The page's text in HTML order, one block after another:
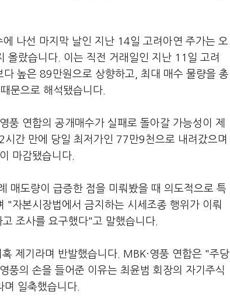
나선 마지막 날인 지난 14일 고려아연 주가는 오
랐습니다. 이는 직전 거래일인 지난 11일 고려
높은 89만원으로 상향하고, 최대 매수 물량을 총
문으로 해석됐습니다.
풍 연합의 공개매수가 실패로 돌아갈 가능성이 제
간 만에 당일 최저가인 77만9천으로 내려갔으며
마감됐습니다.
매도량이 급증한 점을 미뤄봤을 때 의도적으로 특
자본시장법에서 금지하는 시세조종 행위가 이뤄
조사를 요구했다"고 말했습니다.
제기라며 반발했습니다. MBK·영풍 연합은 "주당
풍의 손을 들어준 이유는 최윤범 회장의 자기주식
일축했습니다.